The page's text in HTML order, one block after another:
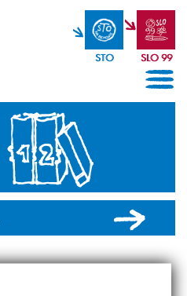
STO SLO 99
2022/2023